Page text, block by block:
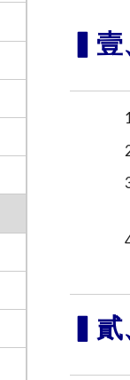
▍壹
▍貳